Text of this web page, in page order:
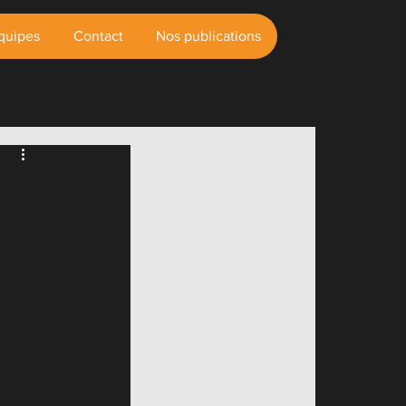
Contact Nos publications